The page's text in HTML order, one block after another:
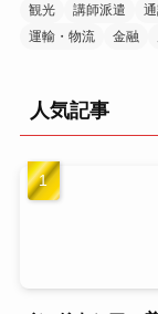
観光
講師派遣
運輸・物流
金融
人気記事